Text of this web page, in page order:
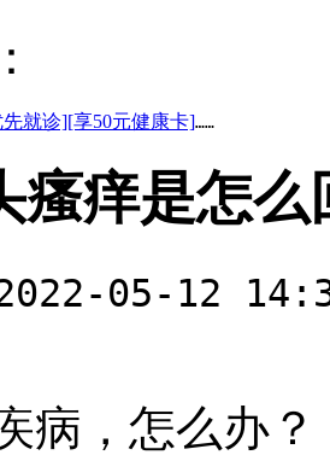
先就诊][享50元健康卡]……
瘙痒是怎么
2022-05-12
病，怎么办？